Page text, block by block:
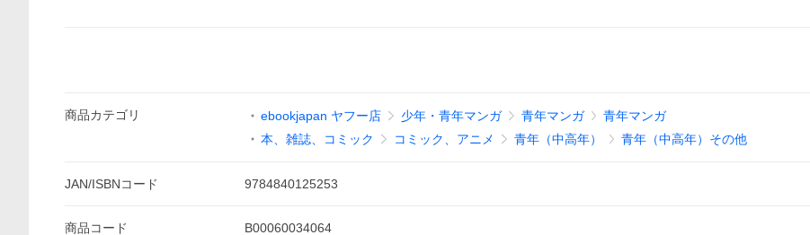
商品カテゴリ ebookjapan ヤフー店 少年・青年マンガ 青年マンガ
青年マンガ
本、雑誌、コミック
コミック、アニメ 青年（中高年） 青年（中高年）その他
JAN/ISBNコード 9784840125253
商品コード B00060034064